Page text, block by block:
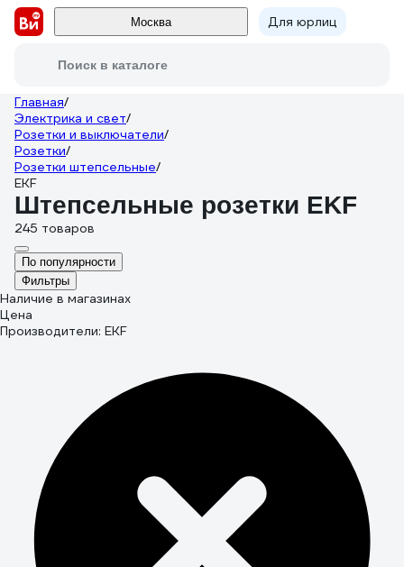
Москва Для юрлиц
Поиск в каталоге
Главная/
Электрика и свет/
Розетки и выключатели/
Розетки/
Розетки штепсельные/
EKF
Штепсельные розетки EKF
245 товаров
По популярности
Фильтры
Наличие в магазинах
Цена
Производители: EKF